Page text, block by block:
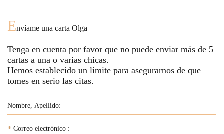
Envíame una carta Olga
Tenga en cuenta por favor que no puede enviar más de 5
cartas a una o varias chicas.
Hemos establecido un límite para asegurarnos de que
tomes en serio las citas.
*